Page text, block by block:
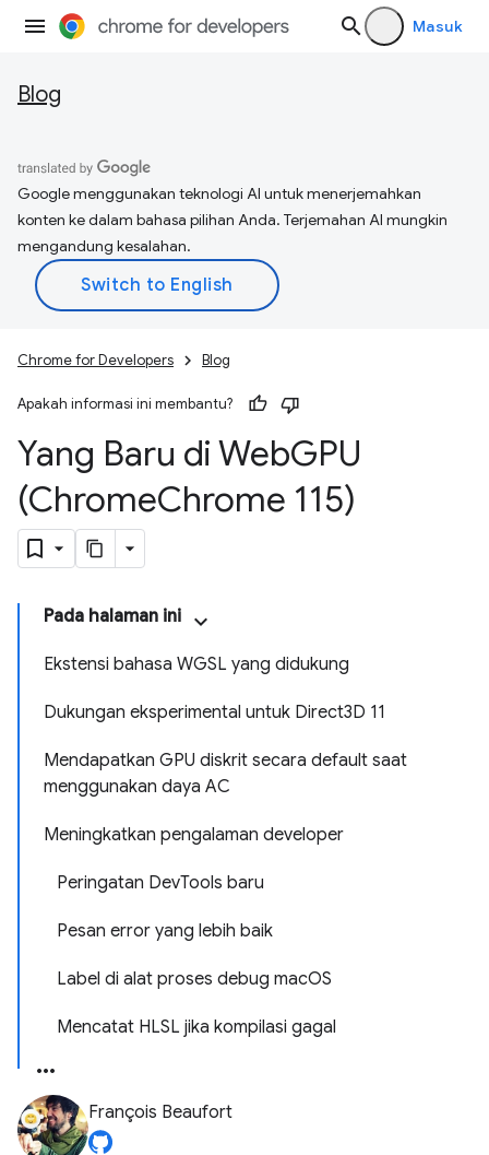
Masuk
Blog
Google menggunakan teknologi AI untuk menerjemahkan
konten ke dalam bahasa pilihan Anda. Terjemahan AI mungkin
mengandung kesalahan.
Chrome for Developers Blog
Apakah informasi ini membantu?
Yang Baru di WebGPU
(ChromeChrome 115)
Pada halaman ini
Ekstensi bahasa WGSL yang didukung
Dukungan eksperimental untuk Direct3D 11
Mendapatkan GPU diskrit secara default saat
menggunakan daya AC
Meningkatkan pengalaman developer
Peringatan DevTools baru
Pesan error yang lebih baik
Label di alat proses debug macOS
Mencatat HLSL jika kompilasi gagal
François Beaufort